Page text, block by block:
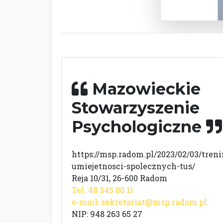
Mazowieckie
Stowarzyszenie
Psychologiczne
https://msp.radom.pl/2023/02/03/
umiejetnosci-spolecznych-tus/
Reja 10/31, 26-600 Radom
Tel. 48 345 80 11
e-mail: sekretariat@msp.radom.pl
NIP: 948 263 65 27